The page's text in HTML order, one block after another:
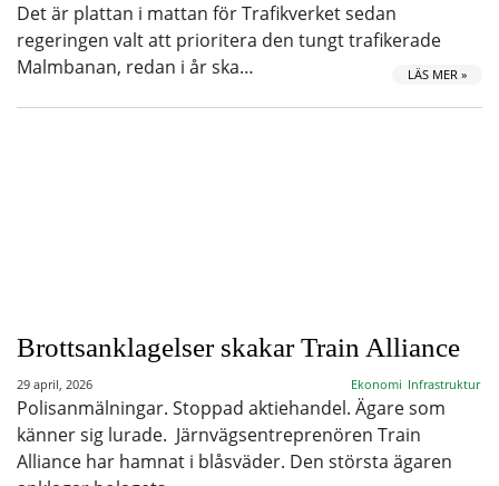
Det är plattan i mattan för Trafikverket sedan
regeringen valt att prioritera den tungt trafikerade
Malmbanan, redan i år ska…
LÄS MER »
Brottsanklagelser skakar Train Alliance
29 april, 2026 Ekonomi Infrastruktur
Polisanmälningar. Stoppad aktiehandel. Ägare som
känner sig lurade. Järnvägsentreprenören Train
Alliance har hamnat i blåsväder. Den största ägaren